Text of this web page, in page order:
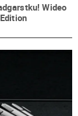
Wideo